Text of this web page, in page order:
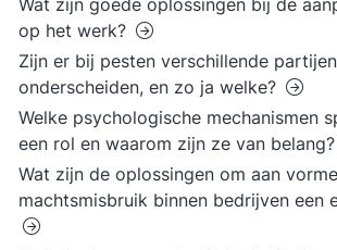
Wat zijn goede oplossingen bij de
op het werk?
Zijn er bij pesten verschillende
onderscheiden, en zo ja welke?
Welke psychologische mechanismen
een rol en waarom zijn ze van belang?
Wat zijn de oplossingen om aan
machtsmisbruik binnen bedrijven een